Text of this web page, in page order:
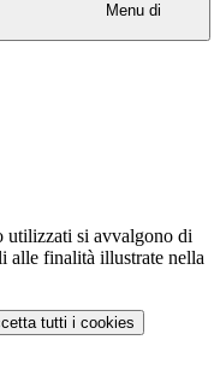
Menu di
utilizzati si avvalgono di
alle finalità illustrate nella
tutti i cookies